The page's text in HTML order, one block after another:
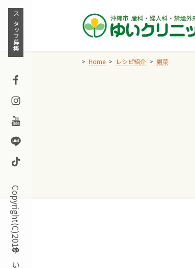
Skip
content
スタッフ募集
Facebook
Instagram
Youtube
Line
TikTok
Home レシピ紹介 副菜